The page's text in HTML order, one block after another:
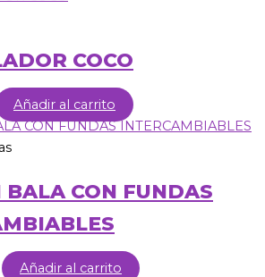
COCO
Añadir al carrito
BALA CON FUNDAS
Añadir al carrito